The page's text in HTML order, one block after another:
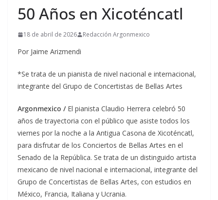
50 Años en Xicoténcatl
18 de abril de 2026 Redacción Argonmexico
Por Jaime Arizmendi
*Se trata de un pianista de nivel nacional e internacional,
integrante del Grupo de Concertistas de Bellas Artes
Argonmexico / El pianista Claudio Herrera celebró 50
años de trayectoria con el público que asiste todos los
viernes por la noche a la Antigua Casona de Xicoténcatl,
para disfrutar de los Conciertos de Bellas Artes en el
Senado de la República. Se trata de un distinguido artista
mexicano de nivel nacional e internacional, integrante del
Grupo de Concertistas de Bellas Artes, con estudios en
México, Francia, Italiana y Ucrania.